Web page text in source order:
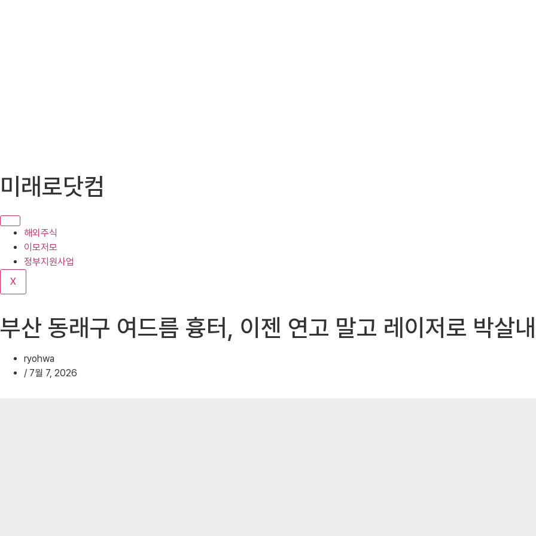
텐
로
기
미래로닷컴
해외주식
이모저모
정부지원사업
X
부산 동래구 여드름 흉터, 이젠 연고 말고 레이저로 박살
ryohwa
/ 7월 7, 2026